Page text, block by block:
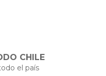
CHILE
el país